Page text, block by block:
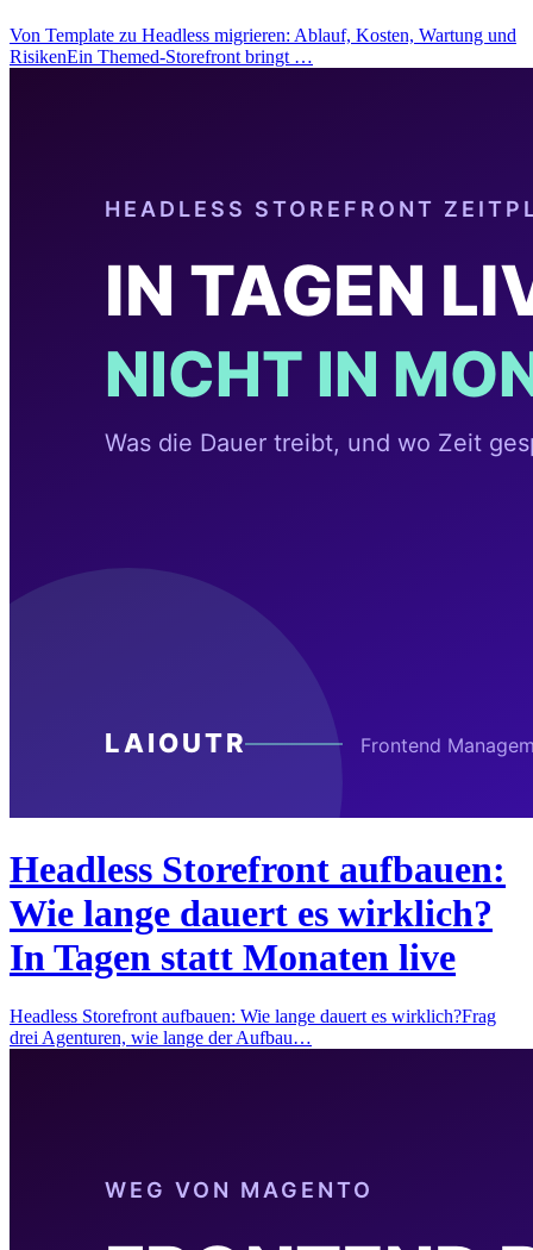
Von Template zu Headless migrieren: Ablauf, Kosten, Wartung und
RisikenEin Themed-Storefront bringt …
Headless Storefront aufbauen:
Wie lange dauert es wirklich?
In Tagen statt Monaten live
Headless Storefront aufbauen: Wie lange dauert es wirklich?Frag
drei Agenturen, wie lange der Aufbau…